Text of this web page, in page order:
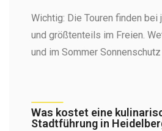
Wichtig: Die Touren finden
und größtenteils im Freien.
und im Sommer Sonnenschutz
Was kostet eine
Stadtführung in